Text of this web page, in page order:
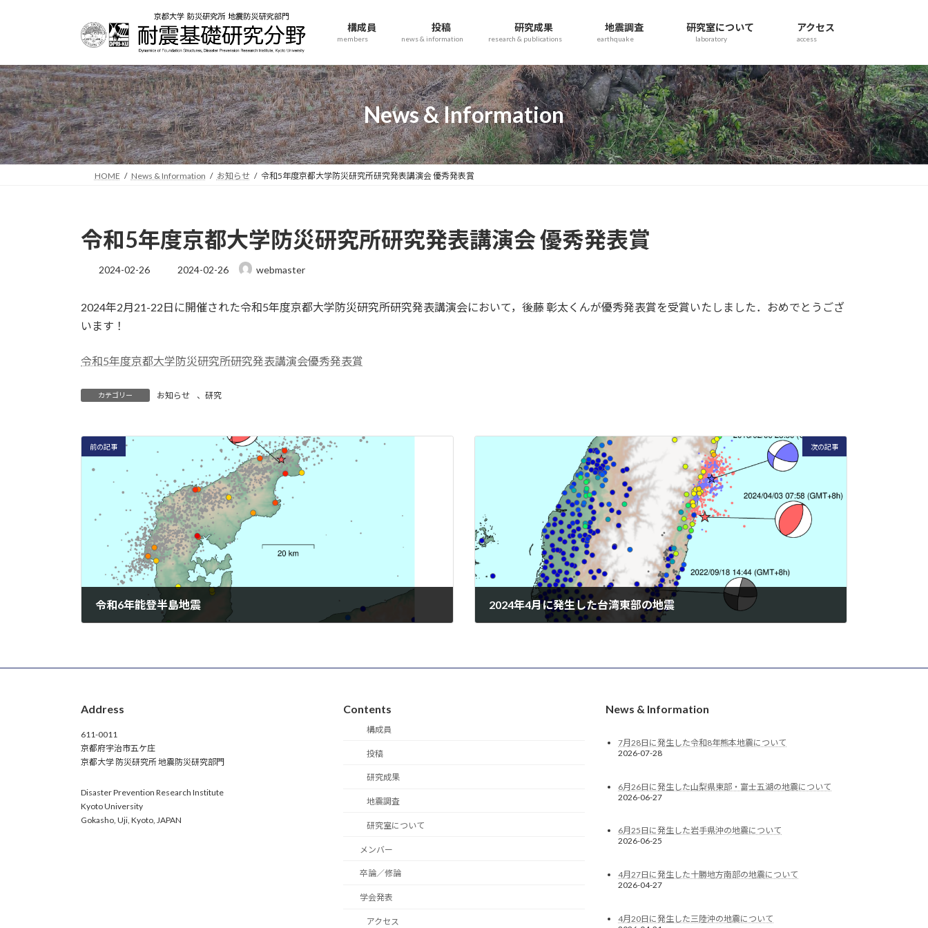
ツ
へ
ス
キ
ッ
プ
シ
ョ
ン
に
移
動
構成員
members
投稿
news & information
研究成果
research & publications
地震調査
earthquake
研究室について
laboratory
アクセス
access
News & Information
HOME News & Information お知らせ 令和5年度京都大学防災研究所研究発表講演会 優秀発表賞
令和5年度京都大学防災研究所研究発表講演会 優秀発表賞
2024-02-26
最
新
2024-02-26 webmaster
2024年2月21-22日に開催された令和5年度京都大学防災研究所研究発表講演会において，後藤 彰太くんが優秀発表賞を受賞いたしました．おめでとうござ
います！
令和5年度京都大学防災研究所研究発表講演会優秀発表賞
カテゴリー お知らせ 、 研究
前の記事
令和6年能登半島地震
次の記事
2024年4月に発生した台湾東部の地震
Address
611-0011
京都府宇治市五ケ庄
京都大学 防災研究所 地震防災研究部門
Disaster Prevention Research Institute
Kyoto University
Gokasho, Uji, Kyoto, JAPAN
Contents
構成員
投稿
研究成果
地震調査
研究室について
メンバー
卒論／修論
学会発表
アクセス
News & Information
7月28日に発生した令和8年熊本地震について
2026-07-28
6月26日に発生した山梨県東部・富士五湖の地震について
2026-06-27
6月25日に発生した岩手県沖の地震について
2026-06-25
4月27日に発生した十勝地方南部の地震について
2026-04-27
4月20日に発生した三陸沖の地震について